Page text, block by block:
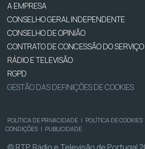
A EMPRESA
CONSELHO GERAL INDEPENDENTE
CONSELHO DE OPINIÃO
CONTRATO DE CONCESSÃO DO
RÁDIO E TELEVISÃO
RGPD
GESTÃO DAS DEFINIÇÕES DE COOKIES
POLÍTICA DE PRIVACIDADE | POLÍTICA DE COOKIES
CONDIÇÕES | PUBLICIDADE